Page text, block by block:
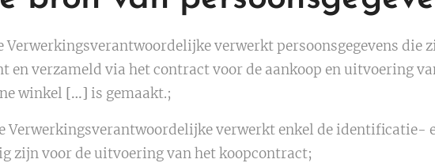
Verwerkingsverantwoordelijke verwerkt persoonsgegevens die
en verzameld via het contract voor de aankoop en uitvoering
winkel […] is gemaakt.;
Verwerkingsverantwoordelijke verwerkt enkel de identificatie-
zijn voor de uitvoering van het koopcontract;